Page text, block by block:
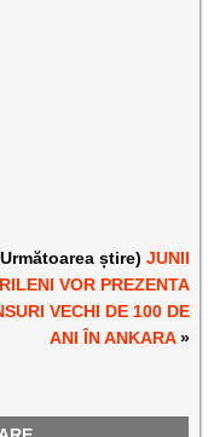
știre) JUNII
VOR PREZENTA
VECHI DE 100 DE
ANI ÎN ANKARA»